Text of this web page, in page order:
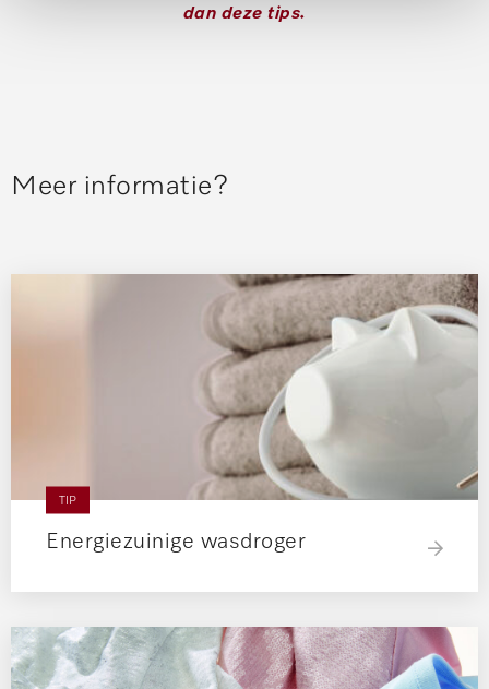
dan deze tips.
Meer informatie?
TIP
Energiezuinige wasdroger